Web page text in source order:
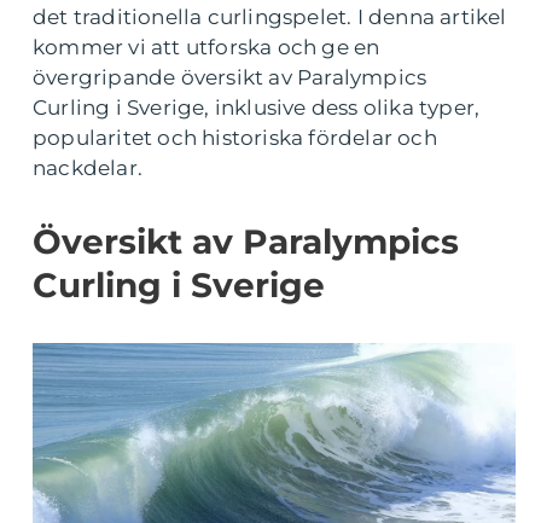
det traditionella curlingspelet. I denna artikel
kommer vi att utforska och ge en
övergripande översikt av Paralympics
Curling i Sverige, inklusive dess olika typer,
popularitet och historiska fördelar och
nackdelar.
Översikt av Paralympics
Curling i Sverige